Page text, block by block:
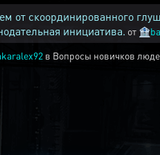
от скоординированного
инициатива. от 🏦
в Вопросы новичков